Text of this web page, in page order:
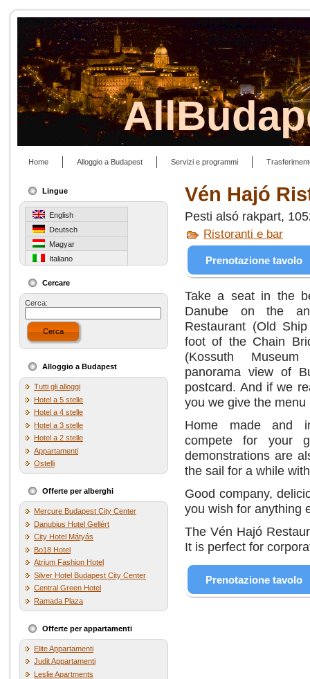
Home Alloggio a Budapest Servizi e programmi
Lingue
English
Deutsch
Magyar
Italiano
Cercare
Cerca:
Cerca
Alloggio a Budapest
Tutti gli alloggi
Hotel a 5 stelle
Hotel a 4 stelle
Hotel a 3 stelle
Hotel a 2 stelle
Appartamenti
Ostelli
Offerte per alberghi
Mercure Budapest City Center
Danubius Hotel Gellért
City Hotel Mátyás
Bo18 Hotel
Atrium Fashion Hotel
Silver Hotel Budapest City Center
Central Green Hotel
Ramada Plaza
Offerte per appartamenti
Elite Appartamenti
Judit Appartamenti
Leslie Apartments
Vén Hajó
Pesti alsó rakpart,
Ristoranti e bar
Prenotazione tavolo
Take a seat in the
Danube on the
Restaurant (Old
foot of the Chain
(Kossuth
panorama view of
postcard. And if we
you we give the
Home made and
compete for your
demonstrations are
the sail for a while
Good company,
you wish for anything
The Vén Hajó
It is perfect for
Prenotazione tavolo